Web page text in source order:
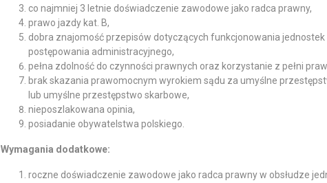
co najmniej 3 letnie doświadczenie zawodowe jako radca prawny,
prawo jazdy kat. B,
dobra znajomość przepisów dotyczących funkcjonowania
postępowania administracyjnego,
pełna zdolność do czynności prawnych oraz korzystanie z pełni
brak skazania prawomocnym wyrokiem sądu za umyślne
lub umyślne przestępstwo skarbowe,
nieposzlakowana opinia,
posiadanie obywatelstwa polskiego.
Wymagania dodatkowe:
roczne doświadczenie zawodowe jako radca prawny w obsłudze